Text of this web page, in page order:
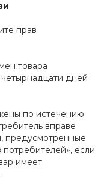
прав
товара
дней
по истечению
вправе
предусмотренные
потребителей», если
имеет